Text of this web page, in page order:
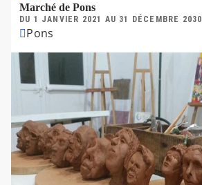
Marché de Pons
DU 1 JANVIER 2021 AU 31 DÉCEMBRE 2030
Pons